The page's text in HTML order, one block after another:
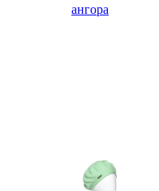
ангора